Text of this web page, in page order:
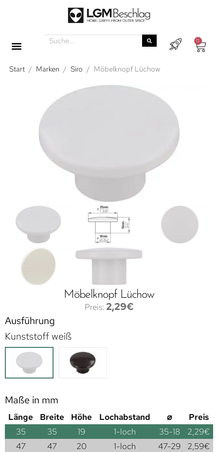
0
Start / Marken / Siro / Möbelknopf Lüchow
Möbelknopf Lüchow
2,29€
Ausführung
Kunststoff weiß
Maße in mm
Länge Breite Höhe Lochabstand ⌀
Preis
35
35 19 1-loch 35-18 2,29€
47
47 20 1-loch 47-29 2,59€